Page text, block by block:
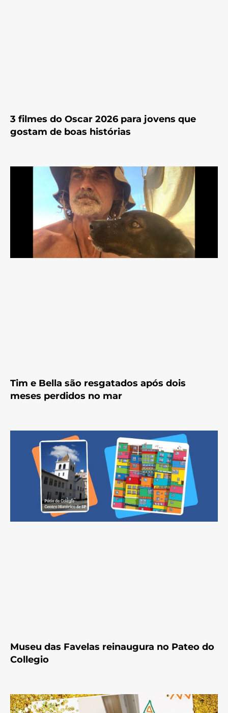
3 filmes do Oscar 2026 para jovens que
gostam de boas histórias
Tim e Bella são resgatados após dois
meses perdidos no mar
Museu das Favelas reinaugura no Pateo do
Collegio